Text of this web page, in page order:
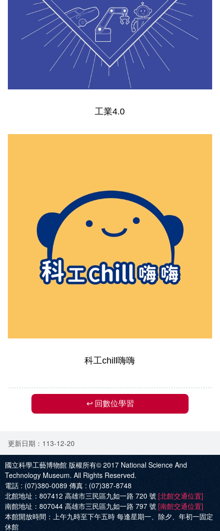
工業4.0
科工chill嗨嗨
↩ 回數位學習
更新日期：113-12-20
國立科學工藝博物館 版權所有© 2017 National Science And
Technology Museum. All Rights Reserved.
電話 : (07)380-0089 傳真 : (07)387-8748
北館地址： 807412 高雄市三民區九如一路 720 號 [北館交通位置]
南館地址： 807044 高雄市三民區九如一路 797 號 [南館交通位置]
本館開放時間： 上午九時至下午五時 每逢星期一、除夕、年初一固定
休館